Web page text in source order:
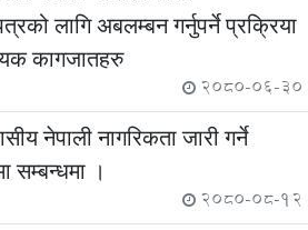
लागि अबलम्बन गर्नुपर्ने प्रक्रिया
कागजातहरु
2080-06-30
नेपाली नागरिकता जारी गर्ने
सम्बन्धमा ।
2080-08-12